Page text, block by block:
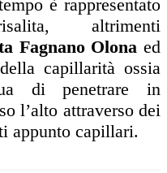
è rappresentato
altrimenti
Fagnano Olonaed
capillarità ossia
di penetrare in
l’alto attraverso dei
appunto capillari.